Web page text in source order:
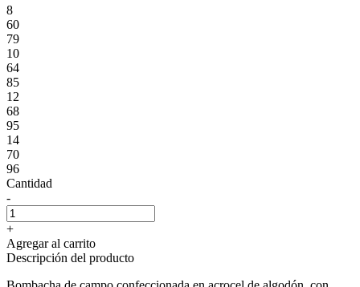
8
60
79
10
64
85
12
68
95
14
70
96
Cantidad
-
+
Agregar al carrito
Descripción del producto